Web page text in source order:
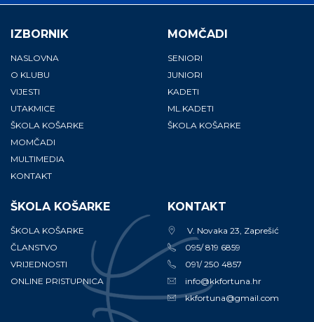
Opcije
mogu
odabrati
na
stranici
proizvoda
Opcije
mogu
odabrati
na
stranici
proizvoda
IZBORNIK
NASLOVNA
O KLUBU
VIJESTI
UTAKMICE
ŠKOLA KOŠARKE
MOMČADI
MULTIMEDIA
KONTAKT
MOMČADI
SENIORI
JUNIORI
KADETI
ML.KADETI
ŠKOLA KOŠARKE
ŠKOLA KOŠARKE
ŠKOLA KOŠARKE
ČLANSTVO
VRIJEDNOSTI
ONLINE PRISTUPNICA
KONTAKT
V. Novaka 23, Zaprešić
095/ 819 6859
091/ 250 4857
info@kkfortuna.hr
kkfortuna@gmail.com